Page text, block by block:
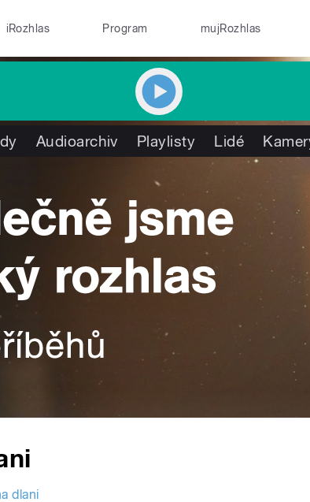
iRozhlas Program mujRozhlas
Audioarchiv Playlisty Lidé
dlani